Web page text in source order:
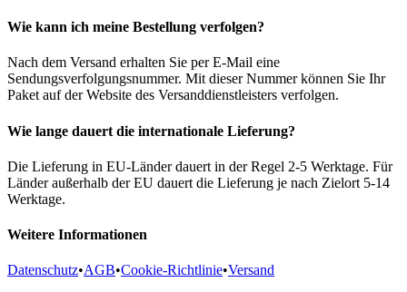
Wie kann ich meine Bestellung verfolgen?
Nach dem Versand erhalten Sie per E-Mail eine
Sendungsverfolgungsnummer. Mit dieser Nummer können Sie Ihr
Paket auf der Website des Versanddienstleisters verfolgen.
Wie lange dauert die internationale Lieferung?
Die Lieferung in EU-Länder dauert in der Regel 2-5 Werktage. Für
Länder außerhalb der EU dauert die Lieferung je nach Zielort 5-14
Werktage.
Weitere Informationen
Datenschutz•AGB•Cookie-Richtlinie•Versand